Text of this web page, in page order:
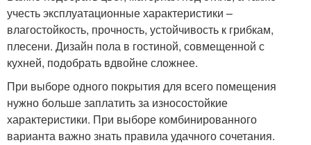
учесть эксплуатационные характеристики –
влагостойкость, прочность, устойчивость к грибкам,
плесени. Дизайн пола в гостиной, совмещенной с
кухней, подобрать вдвойне сложнее.
При выборе одного покрытия для всего помещения
нужно больше заплатить за износостойкие
характеристики. При выборе комбинированного
варианта важно знать правила удачного сочетания.